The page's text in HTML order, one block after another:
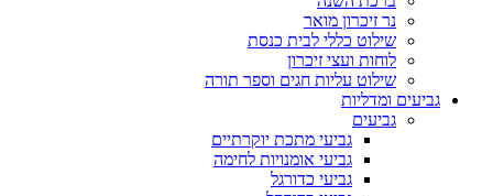
נר זיכרון מואר
שילוט כללי לבית כנסת
לוחות ועצי זיכרון
שילוט עליות חגים וספר תורה
גביעים ומדליות
גביעים
גביעי מתכת יוקרתיים
גביעי אומנויות לחימה
גביעי כדורגל